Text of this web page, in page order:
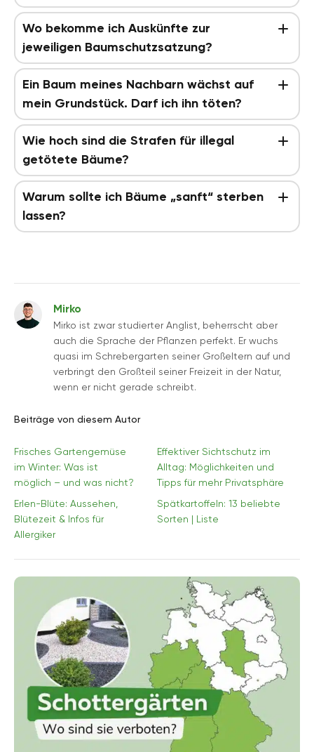
Wo bekomme ich Auskünfte zur
jeweiligen Baumschutzsatzung?
Ein Baum meines Nachbarn wächst auf
mein Grundstück. Darf ich ihn töten?
Wie hoch sind die Strafen für illegal
getötete Bäume?
Warum sollte ich Bäume „sanft“ sterben
lassen?
Mirko
Mirko ist zwar studierter Anglist, beherrscht aber
auch die Sprache der Pflanzen perfekt. Er wuchs
quasi im Schrebergarten seiner Großeltern auf und
verbringt den Großteil seiner Freizeit in der Natur,
wenn er nicht gerade schreibt.
Beiträge von diesem Autor
Frisches Gartengemüse
im Winter: Was ist
möglich – und was nicht?
Effektiver Sichtschutz im
Alltag: Möglichkeiten und
Tipps für mehr Privatsphäre
Erlen-Blüte: Aussehen,
Blütezeit & Infos für
Allergiker
Spätkartoffeln: 13 beliebte
Sorten | Liste